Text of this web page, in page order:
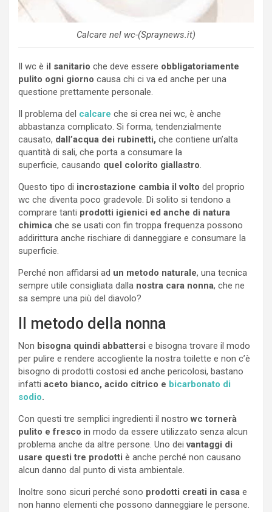
Calcare nel wc-(Spraynews.it)
Il wc è il sanitario che deve essere obbligatoriamente
pulito ogni giorno causa chi ci va ed anche per una
questione prettamente personale.
Il problema del calcare che si crea nei wc, è anche
abbastanza complicato. Si forma, tendenzialmente
causato, dall’acqua dei rubinetti, che contiene un’alta
quantità di sali, che porta a consumare la
superficie, causando quel colorito giallastro.
Questo tipo di incrostazione cambia il volto del proprio
wc che diventa poco gradevole. Di solito si tendono a
comprare tanti prodotti igienici ed anche di natura
chimica che se usati con fin troppa frequenza possono
addirittura anche rischiare di danneggiare e consumare la
superficie.
Perché non affidarsi ad un metodo naturale, una tecnica
sempre utile consigliata dalla nostra cara nonna, che ne
sa sempre una più del diavolo?
Il metodo della nonna
Non bisogna quindi abbattersi e bisogna trovare il modo
per pulire e rendere accogliente la nostra toilette e non c’è
bisogno di prodotti costosi ed anche pericolosi, bastano
infatti aceto bianco, acido citrico e bicarbonato di
sodio.
Con questi tre semplici ingredienti il nostro wc tornerà
pulito e fresco in modo da essere utilizzato senza alcun
problema anche da altre persone. Uno dei vantaggi di
usare questi tre prodotti è anche perché non causano
alcun danno dal punto di vista ambientale.
Inoltre sono sicuri perché sono prodotti creati in casa e
non hanno elementi che possono danneggiare le persone.